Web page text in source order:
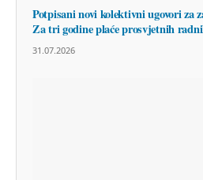
Potpisani novi kolektivni ugovori za
Za tri godine plaće prosvjetnih
31.07.2026